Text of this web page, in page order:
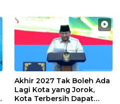
Akhir 2027 Tak Boleh Ada
Lagi Kota yang Jorok,
Kota Terbersih Dapat